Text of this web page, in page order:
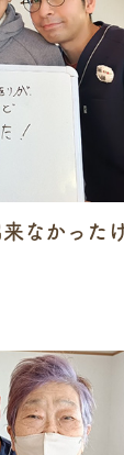
なかった